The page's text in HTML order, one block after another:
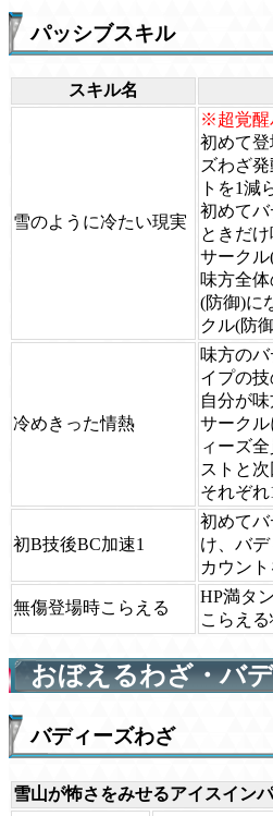
パッシブスキル
スキル名
雪のように冷たい現実
※超覚醒
初めて
ズわざ
トを1減
初めて
ときだ
サークル
味方全
(防御)に
クル(防
冷めきった情熱
味方の
イプの
自分が
サーク
ィーズ
ストと
それぞ
初B技後BC加速1
初めて
け、バ
カウン
無傷登場時こらえる
HP満タ
こらえ
おぼえるわざ・バ
バディーズわざ
雪山が怖さをみせるアイスイン